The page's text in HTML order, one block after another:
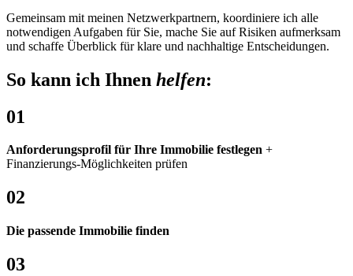
Gemeinsam mit meinen Netz­werk­part­nern, koor­di­niere ich alle
notwen­digen Aufgaben für Sie, mache Sie auf Risiken aufmerksam
und schaffe Über­blick für klare und nach­hal­tige Entschei­dungen.
So kann ich Ihnen helfen:
01
Anfor­de­rungs­profil für Ihre Immo­bilie fest­legen +
Finanzierungs-​Möglichkeiten prüfen
02
Die passende Immo­bilie finden
03